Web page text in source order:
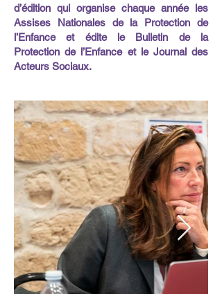
d’édition qui organise chaque année les
Assises Nationales de la Protection de
l’Enfance et édite le Bulletin de la
Protection de l’Enfance et le Journal des
Acteurs Sociaux.